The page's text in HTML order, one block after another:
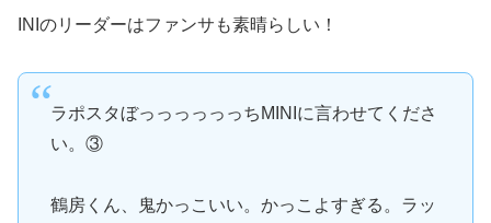
INIのリーダーはファンサも素晴らしい！
ラポスタぼっっっっっっちMINIに言わせてくださ
い。③
鶴房くん、鬼かっこいい。かっこよすぎる。ラッ